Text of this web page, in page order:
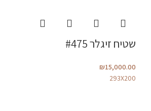
שטיח זיגלר #475
₪15,000.00
293X200